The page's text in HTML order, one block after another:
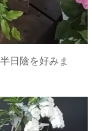
日陰を好みま